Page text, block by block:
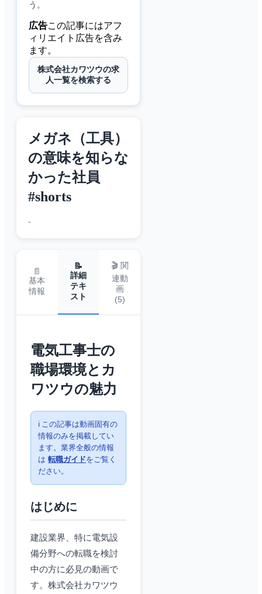
う。
広告この記事にはアフ
ィリエイト広告を含み
ます。
株式会社カワツウの求
人一覧を検索する
メガネ（工具）
の意味を知らな
かった社員
#shorts
-
📄
基本
情報
📝
詳細
テキ
スト
🎬 関
連動
画
(5)
電気工事士の
職場環境とカ
ワツウの魅力
ℹ️ この記事は動画固有の
情報のみを掲載してい
ます。業界全般の情報
は 転職ガイドをご覧く
ださい。
はじめに
建設業界、特に電気設
備分野への転職を検討
中の方に必見の動画で
す。株式会社カワツウ